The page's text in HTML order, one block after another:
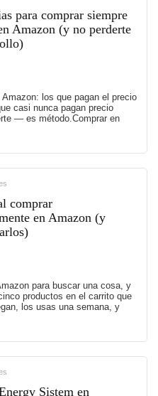
para comprar siempre
Amazon (y no perderte
los que pagan el precio
casi nunca pagan precio
— es método.Comprar en
comprar
en Amazon (y
para buscar una cosa, y
productos en el carrito que
los usas una semana, y
Sistem en